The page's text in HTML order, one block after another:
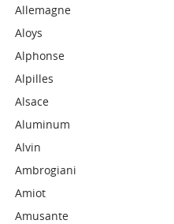
Allemagne
Aloys
Alphonse
Alpilles
Alsace
Aluminum
Alvin
Ambrogiani
Amiot
Amusante